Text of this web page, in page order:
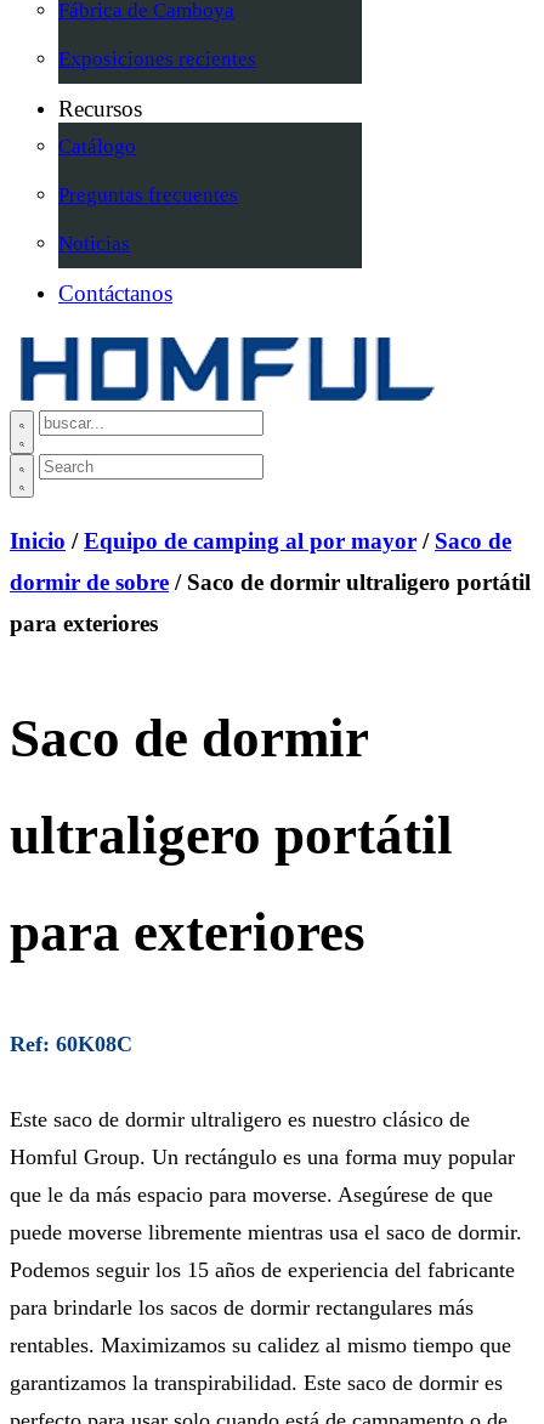
Fábrica de Camboya
Exposiciones recientes
Recursos
Catálogo
Preguntas frecuentes
Noticias
Contáctanos
Inicio /Equipo de camping al por mayor / Saco de
dormir de sobre / Saco de dormir ultraligero portátil
para exteriores
Saco de dormir
ultraligero portátil
para exteriores
Ref: 60K08C
Este saco de dormir ultraligero es nuestro clásico de
Homful Group. Un rectángulo es una forma muy popular
que le da más espacio para moverse. Asegúrese de que
puede moverse libremente mientras usa el saco de dormir.
Podemos seguir los 15 años de experiencia del fabricante
para brindarle los sacos de dormir rectangulares más
rentables. Maximizamos su calidez al mismo tiempo que
garantizamos la transpirabilidad. Este saco de dormir es